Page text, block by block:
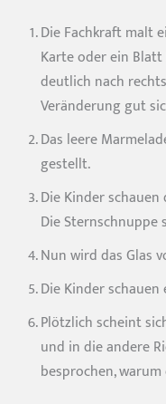
Die Fachkraft malt
Karte oder ein
deutlich nach
Veränderung gut
Das leere
gestellt.
Die Kinder
Die
Nun wird das Glas
Die Kinder
Plötzlich scheint
und in die andere
besprochen,